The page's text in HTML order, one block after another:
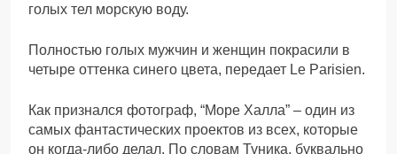
голых тел морскую воду.
Полностью голых мужчин и женщин покрасили в
четыре оттенка синего цвета, передает Le Parisien.
Как признался фотограф, “Море Халла” – один из
самых фантастических проектов из всех, которые
он когда-либо делал. По словам Туника, буквально